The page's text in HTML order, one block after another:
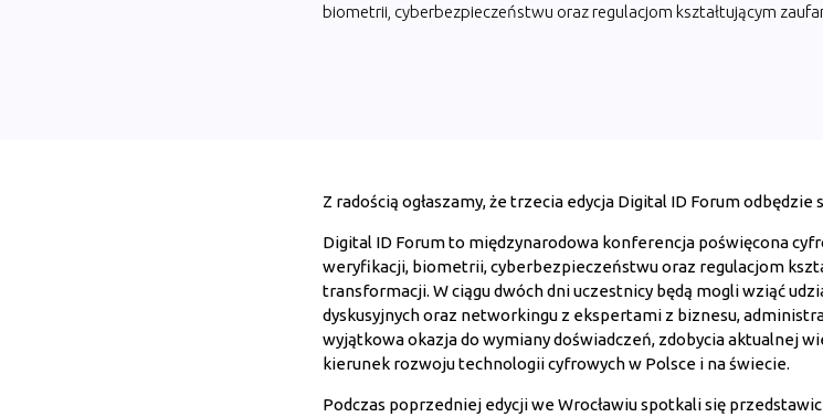
biometrii, cyberbezpieczeństwu oraz regulacjom kształtującym
Z radością ogłaszamy, że trzecia edycja Digital ID Forum odbędzie
Digital ID Forum to międzynarodowa konferencja poświęcona
weryfikacji, biometrii, cyberbezpieczeństwu oraz regulacjom
transformacji. W ciągu dwóch dni uczestnicy będą mogli wziąć
dyskusyjnych oraz networkingu z ekspertami z biznesu,
wyjątkowa okazja do wymiany doświadczeń, zdobycia aktualnej
kierunek rozwoju technologii cyfrowych w Polsce i na świecie.
Podczas poprzedniej edycji we Wrocławiu spotkali się